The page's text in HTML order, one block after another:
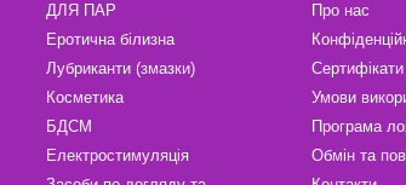
ДЛЯ ПАР
Еротична білизна
Лубриканти (змазки)
Косметика
БДСМ
Електростимуляція
Про нас
Сертифікати
Умови
Програма
Обмін та